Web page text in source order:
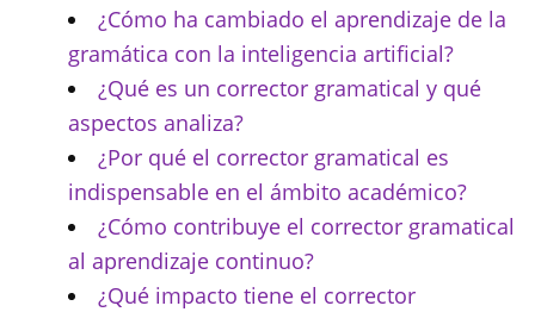
¿Cómo ha cambiado el aprendizaje de la
gramática con la inteligencia artificial?
¿Qué es un corrector gramatical y qué
aspectos analiza?
¿Por qué el corrector gramatical es
indispensable en el ámbito académico?
¿Cómo contribuye el corrector gramatical
al aprendizaje continuo?
¿Qué impacto tiene el corrector